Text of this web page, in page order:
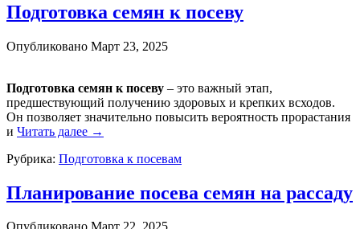
Подготовка семян к посеву
Опубликовано Март 23, 2025
Подготовка семян к посеву – это важный этап,
предшествующий получению здоровых и крепких всходов.
Он позволяет значительно повысить вероятность прорастания
и Читать далее →
Рубрика: Подготовка к посевам
Планирование посева семян на рассаду